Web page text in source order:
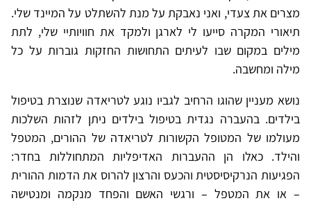
מצרים את צעדי, ואני נאבקת על מנת להשתלט על המיינד שלי.
תיאורי המקרה סייעו לי לארגן ולמקד את חוויותיי שלי, לתת
מילים במקום שבו לעיתים התחושות החזקות גוברות על כל
מילה ומחשבה.
נושא מעניין שהוגו הרחיב לגביו נוגע לטריאדה שנוצרת בטיפול
בילדים. בהעברה נגדית בטיפול בילדים ניתן לזהות השלכות
מעולמו של המטופל הקשורות לטריאדה של ההורים, המטפל
והילד. כאלו הן ההעברות האדיפליות המתחוללות בחדר:
הפגיעות הנרקיסיסטית והכעס והרצון להרוס את הדמות ההורית
– או את המטפל – ורגשי האשם והפחד מנקמה ומנטישה